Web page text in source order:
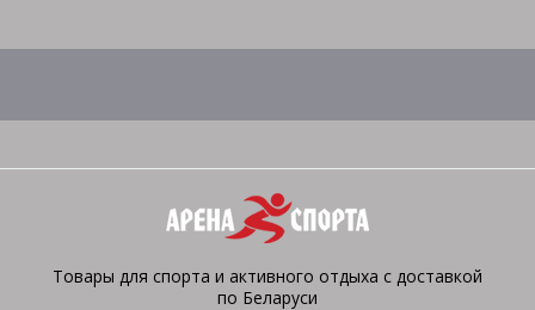
Товары для спорта и активного отдыха с доставкой
по Беларуси